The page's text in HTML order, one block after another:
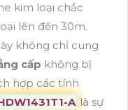
kim loại chắc
lên đến 30m.
không chỉ cung
cấp không bị
hợp các tính
A là sự